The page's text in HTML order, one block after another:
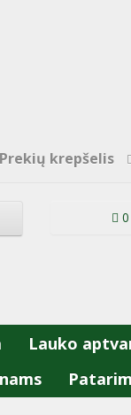
Prekių krepšelis
Lauko